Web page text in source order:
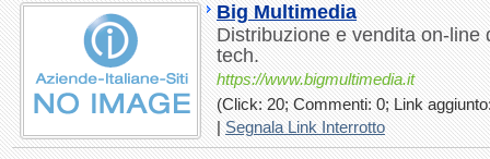
Big Multimedia
Distribuzione e vendita on-line
tech.
https://www.bigmultimedia.it
(Click: 20; Commenti: 0; Link
|Segnala Link Interrotto